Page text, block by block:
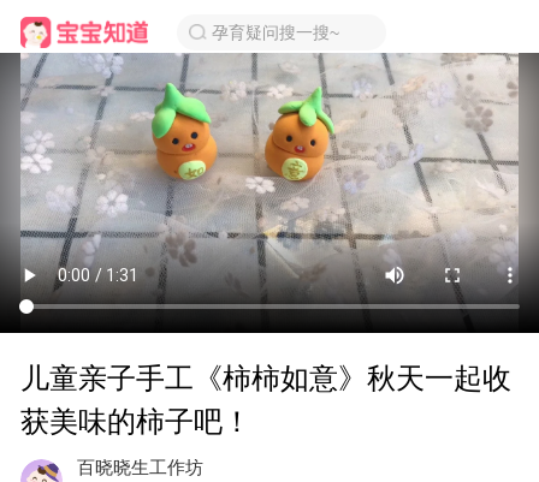
孕育疑问搜一搜~
儿童亲子手工《柿柿如意》秋天一起收
获美味的柿子吧！
百晓晓生工作坊